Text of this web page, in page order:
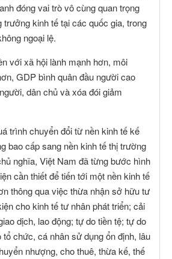
đóng vai trò vô cùng quan trọng
trưởng kinh tế tại các quốc gia, trong
ngoại lệ.
với xã hội lành mạnh hơn, môi
GDP bình quân đầu người cao
dân chủ và xóa đói giảm
trình chuyển đổi từ nền kinh tế kế
bao cấp sang nền kinh tế thị trường
nghĩa, Việt Nam đã từng bước hình
cần thiết để tiến tới một nền kinh tế
thông qua việc thừa nhận sở hữu tư
cho kinh tế tư nhân phát triển; cải
dịch, lao động; tự do tiền tệ; tự do
tổ chức, cá nhân sử dụng ổn định, lâu
nhượng, cho thuê, thừa kế, thế